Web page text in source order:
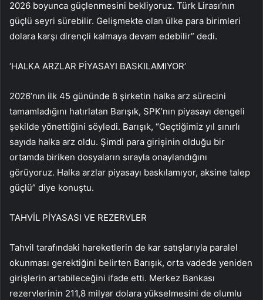
2026 boyunca güçlenmesini bekliyoruz. Türk Lirası’nın
güçlü seyri sürebilir. Gelişmekte olan ülke para birimleri
dolara karşı dirençli kalmaya devam edebilir” dedi.
‘HALKA ARZLAR PİYASAYI BASKILAMIYOR’
2026’nın ilk 45 gününde 8 şirketin halka arz sürecini
tamamladığını hatırlatan Barışık, SPK’nın piyasayı dengeli
şekilde yönettiğini söyledi. Barışık, “Geçtiğimiz yıl sınırlı
sayıda halka arz oldu. Şimdi para girişinin olduğu bir
ortamda biriken dosyaların sırayla onaylandığını
görüyoruz. Halka arzlar piyasayı baskılamıyor, aksine talep
güçlü” diye konuştu.
TAHVİL PİYASASI VE REZERVLER
Tahvil tarafındaki hareketlerin de kar satışlarıyla paralel
okunması gerektiğini belirten Barışık, orta vadede yeniden
girişlerin artabileceğini ifade etti. Merkez Bankası
rezervlerinin 211,8 milyar dolara yükselmesini de olumlu